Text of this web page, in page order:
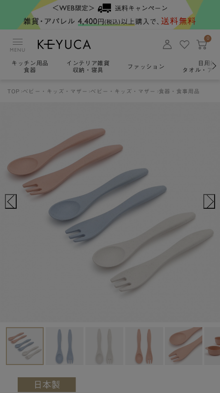
MENU
0
キッチン用品
食器
インテリア雑貨
収納・寝具
ファッション
日用雑
タオル・ア
TOP ベビー・キッズ・マザー ベビー・キッズ・マザー 食器・食事用品